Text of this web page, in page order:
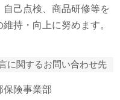
ム）
己点検、商品研修等を
持・向上に努めます。
に関するお問い合わせ先
険事業部